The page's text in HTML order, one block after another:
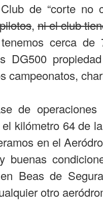
de “corte
,ni el club
cerca
DG500
campeonatos,
de
kilómetro 64 de
en el
buenas
Beas de
otro